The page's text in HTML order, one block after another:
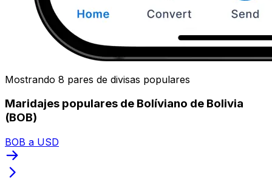
Mostrando 8 pares de divisas populares
Maridajes populares de Bolíviano de Bolivia
(BOB)
BOB a USD